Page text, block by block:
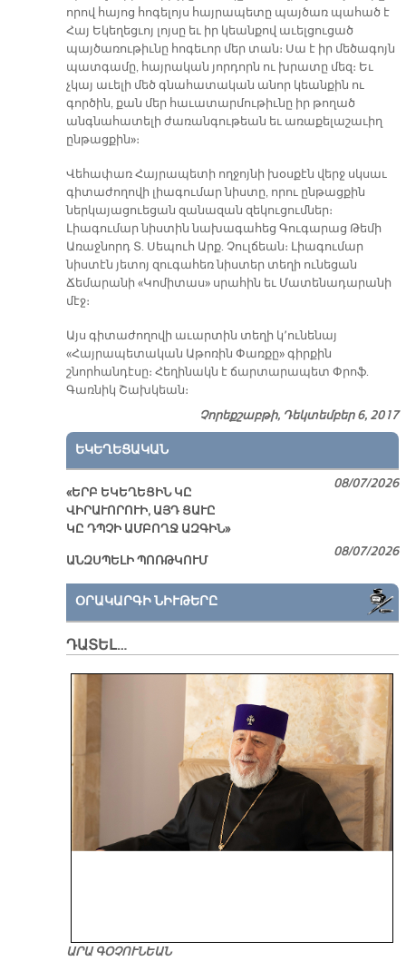
որով հայոց հոգելոյս հայրապետը պայծառ պահած է
Հայ Եկեղեցւոյ լոյսը եւ իր կեանքով աւելցուցած
պայծառութիւնը հոգեւոր մեր տան։ Սա է իր մեծագոյն
պատգամը, հայրական յորդորն ու խրատը մեզ։ Եւ
չկայ աւելի մեծ գնահատական անոր կեանքին ու
գործին, քան մեր հաւատարմութիւնը իր թողած
անգնահատելի ժառանգութեան եւ առաքելաշաւիղ
ընթացքին»։
Վեհափառ Հայրապետի ողջոյնի խօսքէն վերջ սկսաւ
գիտաժողովի լիագումար նիստը, որու ընթացքին
ներկայացուեցան զանազան զեկուցումներ։
Լիագումար նիստին նախագահեց Գուգարաց Թեմի
Առաջնորդ Տ. Սեպուհ Արք. Չուլճեան։ Լիագումար
նիստէն յետոյ զուգահեռ նիստեր տեղի ունեցան
Ճեմարանի «Կոմիտաս» սրահին եւ Մատենադարանի
մէջ։
Այս գիտաժողովի աւարտին տեղի կ՚ունենայ
«Հայրապետական Աթոռին Փառքը» գիրքին
շնորհանդէսը։ Հեղինակն է ճարտարապետ Փրոֆ.
Գառնիկ Շախկեան։
Չորեքշաբթի, Դեկտեմբեր 6, 2017
ԵԿԵՂԵՑԱԿԱՆ
«ԵՐԲ ԵԿԵՂԵՑԻՆ ԿԸ
ՎԻՐԱՒՈՐՈՒԻ, ԱՅԴ ՑԱՒԸ
ԿԸ ԴՊՉԻ ԱՄԲՈՂՋ ԱԶԳԻՆ»
08/07/2026
ԱՆԶՍՊԵԼԻ ՊՈՌԹԿՈՒՄ
08/07/2026
ՕՐԱԿԱՐԳԻ ՆԻՒԹԵՐԸ
ԴԱՏԵԼ…
ԱՐԱ ԳՕՉՈՒՆԵԱՆ